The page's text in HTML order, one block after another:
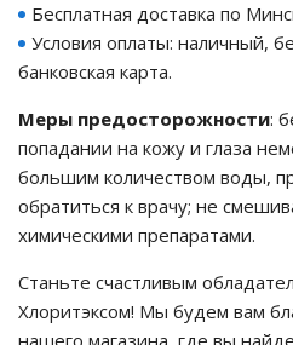
и
Бесплатная доставка по
Условия оплаты: наличный,
банковская карта.
Меры предосторожности:
попадании на кожу и глаза
большим количеством воды,
обратиться к врачу; не
химическими препаратами.
Станьте счастливым
Хлоритэксом! Мы будем вам
нашего магазина, где вы